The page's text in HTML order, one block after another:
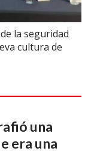
la seguridad
cultura de
una
era una